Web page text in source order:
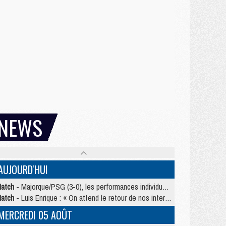
- Majorque/PSG (3-0), les performances individuelles
- Luis Enrique : « On attend le retour de nos internationaux »
05 AOÛT